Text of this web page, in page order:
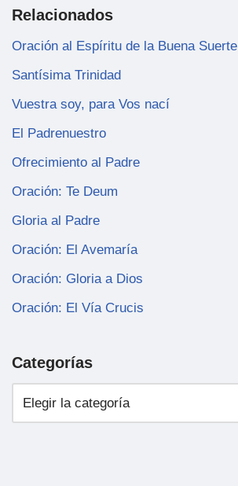
Relacionados
Oración al Espíritu de la Buena Suerte
Santísima Trinidad
Vuestra soy, para Vos nací
El Padrenuestro
Ofrecimiento al Padre
Oración: Te Deum
Gloria al Padre
Oración: El Avemaría
Oración: Gloria a Dios
Oración: El Vía Crucis
Categorías